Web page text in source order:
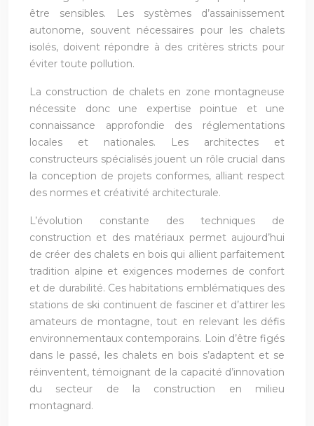
être sensibles. Les systèmes d’assainissement
autonome, souvent nécessaires pour les chalets
isolés, doivent répondre à des critères stricts pour
éviter toute pollution.
La construction de chalets en zone montagneuse
nécessite donc une expertise pointue et une
connaissance approfondie des réglementations
locales et nationales. Les architectes et
constructeurs spécialisés jouent un rôle crucial dans
la conception de projets conformes, alliant respect
des normes et créativité architecturale.
L’évolution constante des techniques de
construction et des matériaux permet aujourd’hui
de créer des chalets en bois qui allient parfaitement
tradition alpine et exigences modernes de confort
et de durabilité. Ces habitations emblématiques des
stations de ski continuent de fasciner et d’attirer les
amateurs de montagne, tout en relevant les défis
environnementaux contemporains. Loin d’être figés
dans le passé, les chalets en bois s’adaptent et se
réinventent, témoignant de la capacité d’innovation
du secteur de la construction en milieu
montagnard.